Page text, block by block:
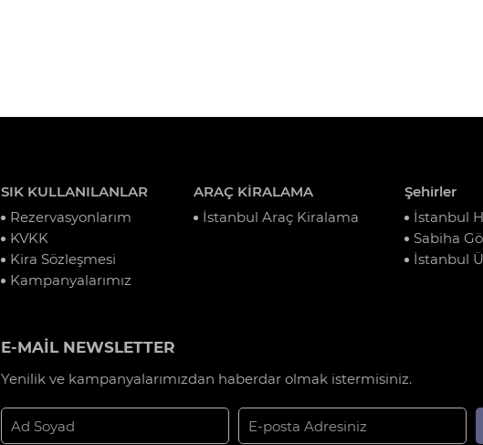
SIK KULLANILANLAR
Rezervasyonlarım
KVKK
Kira Sözleşmesi
Kampanyalarımız
ARAÇ KİRALAMA
İstanbul Araç Kiralama
Şehirler
İstanbul
Sabiha
İstanbul
E-MAİL NEWSLETTER
Yenilik ve kampanyalarımızdan haberdar olmak istermisiniz.